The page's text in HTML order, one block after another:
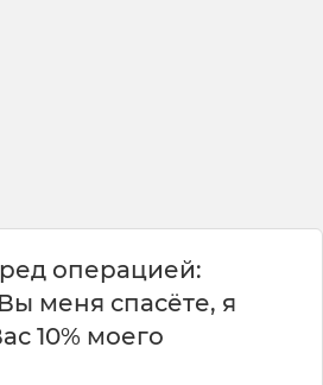
операцией:
меня спасёте, я
10% моего